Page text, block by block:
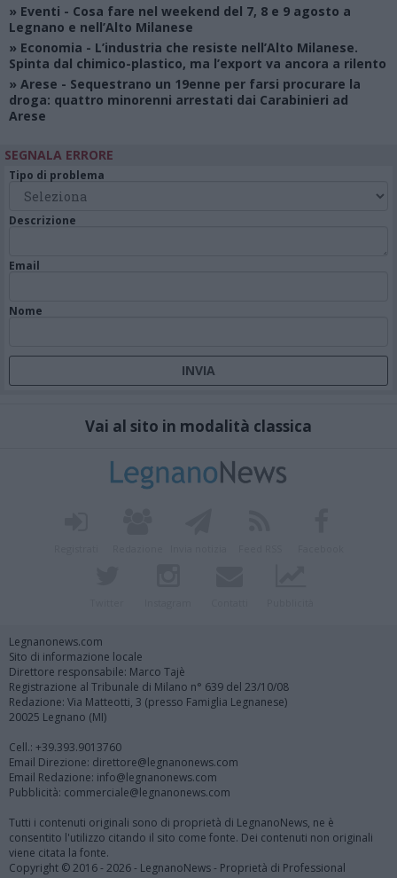
» Eventi - Cosa fare nel weekend del 7, 8 e 9 agosto a
Legnano e nell’Alto Milanese
» Economia - L’industria che resiste nell’Alto Milanese.
Spinta dal chimico-plastico, ma l’export va ancora a rilento
» Arese - Sequestrano un 19enne per farsi procurare la
droga: quattro minorenni arrestati dai Carabinieri ad
Arese
SEGNALA ERRORE
Tipo di problema
Descrizione
Email
Nome
Vai al sito in modalità classica
Legnanonews.com
Sito di informazione locale
Direttore responsabile: Marco Tajè
Registrazione al Tribunale di Milano n° 639 del 23/10/08
Redazione: Via Matteotti, 3 (presso Famiglia Legnanese)
20025 Legnano (MI)
Cell.: +39.393.9013760
Email Direzione: direttore@legnanonews.com
Email Redazione: info@legnanonews.com
Pubblicità: commerciale@legnanonews.com
Tutti i contenuti originali sono di proprietà di LegnanoNews, ne è
consentito l'utilizzo citando il sito come fonte. Dei contenuti non originali
viene citata la fonte.
Copyright © 2016 - 2026 - LegnanoNews - Proprietà di Professional